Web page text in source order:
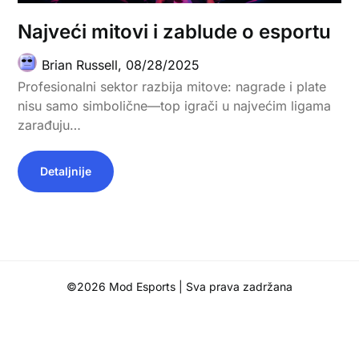
Najveći mitovi i zablude o esportu
Brian Russell, 08/28/2025
Profesionalni sektor razbija mitove: nagrade i plate
nisu samo simbolične—top igrači u najvećim ligama
zarađuju…
Detaljnije
©2026 Mod Esports | Sva prava zadržana